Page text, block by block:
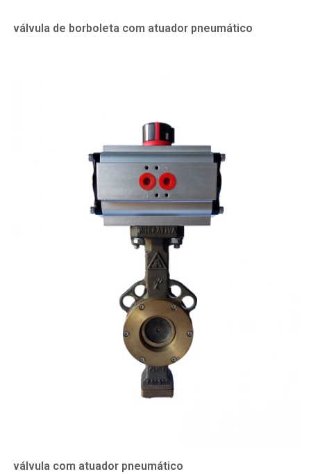
válvula de borboleta com atuador pneumático
válvula com atuador pneumático